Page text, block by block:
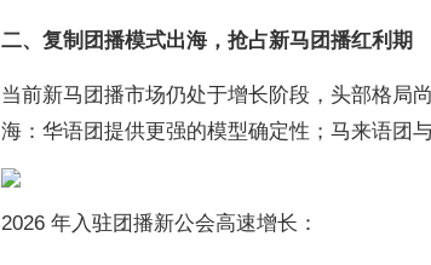
二、复制团播模式出海，抢占新马团播红利期
当前新马团播市场仍处于增长阶段，头部格局
海：华语团提供更强的模型确定性；马来语团
2026 年入驻团播新公会高速增长：